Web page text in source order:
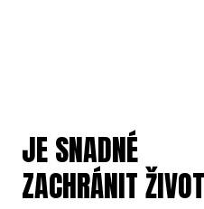
JE SNADNÉ
ZACHRÁNIT ŽIVOT